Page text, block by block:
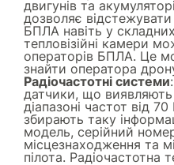
двигунів та
дозволяє відстежувати
БПЛА навіть у
тепловізійні камери
операторів БПЛА. Це
знайти оператора
Радіочастотні системи
датчики, що
діапазоні частот від
збирають таку
модель, серійний
місцезнаходження та
пілота. Радіочастотна